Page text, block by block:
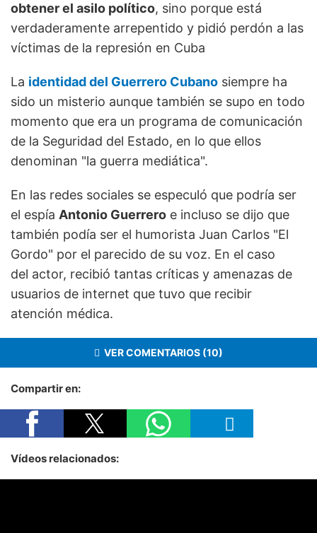
obtener el asilo político, sino porque está
verdaderamente arrepentido y pidió perdón a las
víctimas de la represión en Cuba
La identidad del Guerrero Cubano siempre ha
sido un misterio aunque también se supo en todo
momento que era un programa de comunicación
de la Seguridad del Estado, en lo que ellos
denominan "la guerra mediática".
En las redes sociales se especuló que podría ser
el espía Antonio Guerrero e incluso se dijo que
también podía ser el humorista Juan Carlos "El
Gordo" por el parecido de su voz. En el caso
del actor, recibió tantas críticas y amenazas de
usuarios de internet que tuvo que recibir
atención médica.
VER COMENTARIOS (10)
Compartir en:
Vídeos relacionados: